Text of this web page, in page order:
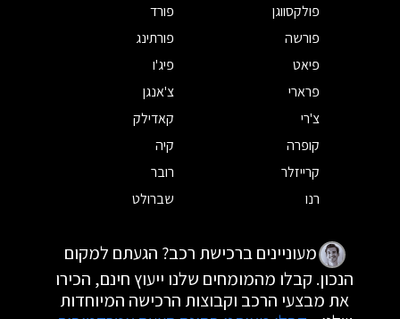
פולקסווגן
פורד
פורשה
פורתינג
פיאט
פיג'ו
פרארי
צ'אנגן
צ'רי
קאדילק
קופרה
קיה
קרייזלר
רובר
רנו
שברולט
מעוניינים ברכישת רכב? הגעתם למקום
הנכון. קבלו מהמומחים שלנו ייעוץ חינם, הכירו
את מבצעי הרכב וקבוצות הרכישה המיוחדות